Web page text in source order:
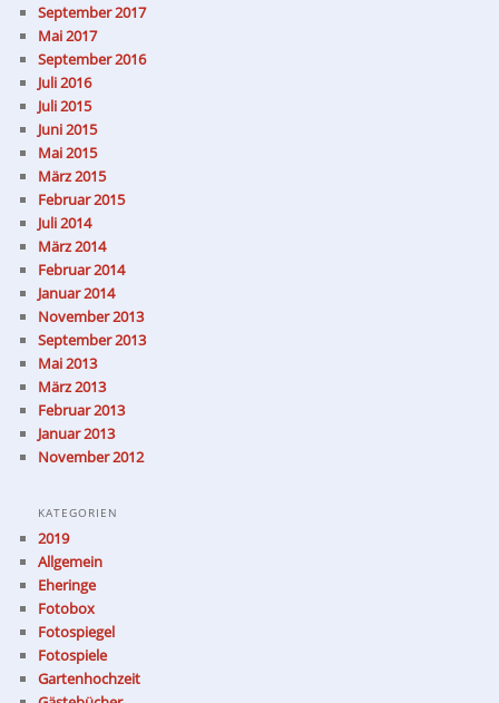
September 2017
Mai 2017
September 2016
Juli 2016
Juli 2015
Juni 2015
Mai 2015
März 2015
Februar 2015
Juli 2014
März 2014
Februar 2014
Januar 2014
November 2013
September 2013
Mai 2013
März 2013
Februar 2013
Januar 2013
November 2012
KATEGORIEN
2019
Allgemein
Eheringe
Fotobox
Fotospiegel
Fotospiele
Gartenhochzeit